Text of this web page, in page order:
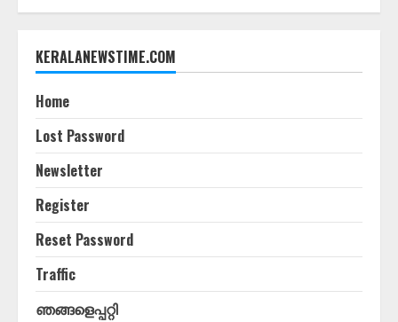
KERALANEWSTIME.COM
Home
Lost Password
Newsletter
Register
Reset Password
Traffic
ഞങ്ങളെപ്പറ്റി